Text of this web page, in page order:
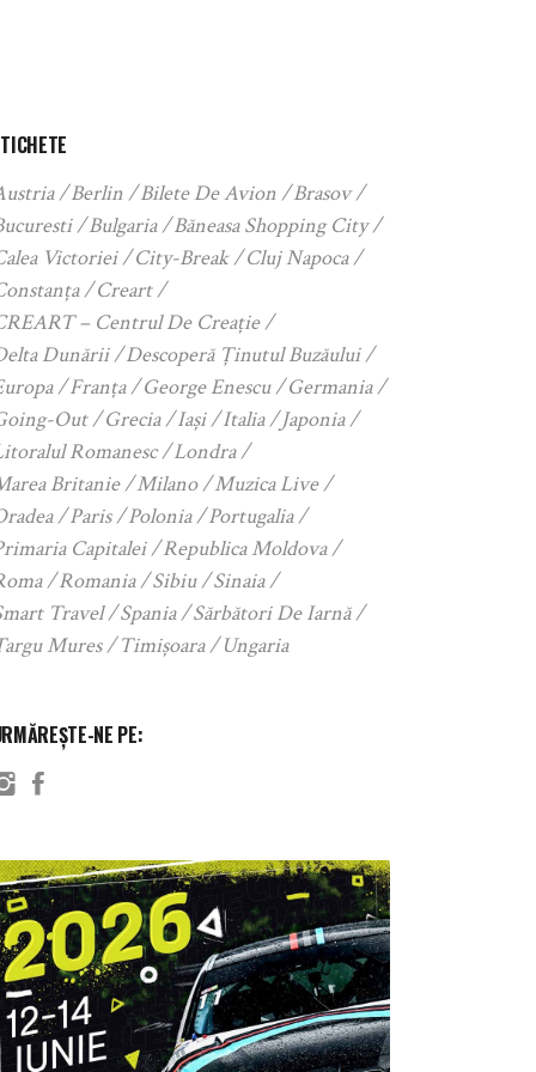
Berlin Bilete De Avion
Brasov
Bulgaria
Băneasa Shopping City
Victoriei
City-Break
Cluj Napoca
Creart
– Centrul De Creație
Dunării
Descoperă Ținutul Buzăului
Franța George Enescu
Germania
Out
Grecia Iași Italia
Japonia
Romanesc
Londra
Britanie
Milano
Muzica Live
Paris Polonia
Portugalia
Capitalei
Republica Moldova
Romania Sibiu
Sinaia
Travel
Spania
Sărbători De Iarnă
Mures
Timișoara Ungaria
NE PE: